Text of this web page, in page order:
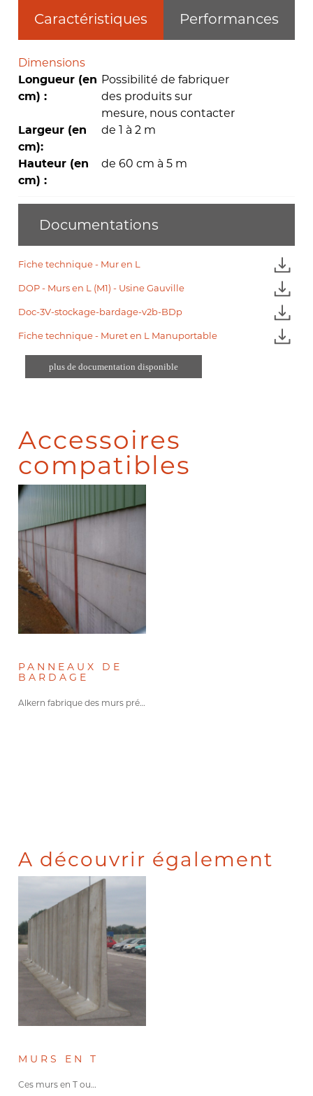
Caractéristiques Performances
Dimensions
Longueur (en
cm) :
Possibilité de fabriquer
des produits sur
mesure, nous contacter
Largeur (en
cm):
de 1 à 2 m
Hauteur (en
cm) :
de 60 cm à 5 m
Documentations
Fiche technique - Mur en L
Doc-3V-stockage-bardage-v2b-BDp
DOP - Murs en L (M1) - Usine Gauville
Fiche technique - Muret en L Manuportable
plus de documentation disponible
Accessoires
compatibles
PANNEAUX DE
BARDAGE
Alkern fabrique des murs préfabriqués…
A découvrir également
MURS EN T
Ces murs en T ou…